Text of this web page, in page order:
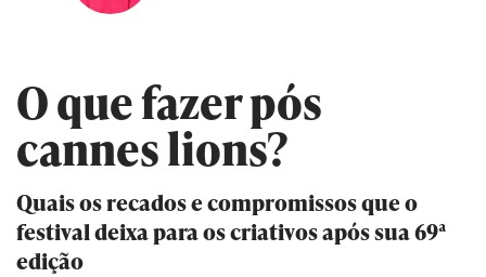
O que fazer pós
cannes lions?
Quais os recados e compromissos que o
festival deixa para os criativos após sua 69ª
edição